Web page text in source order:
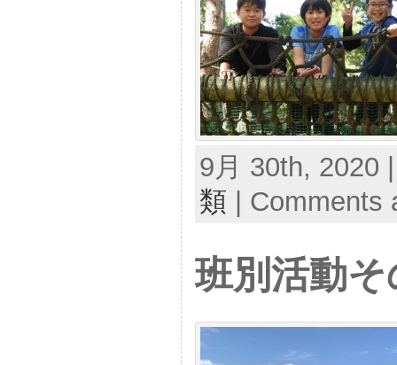
9月 30th, 2020
類
Comments
班別活動そ